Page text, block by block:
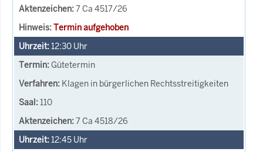
7 Ca 4517/26
Termin aufgehoben
12:30 Uhr
Gütetermin
Klagen in bürgerlichen Rechtsstreitigkeiten
110
7 Ca 4518/26
12:45 Uhr